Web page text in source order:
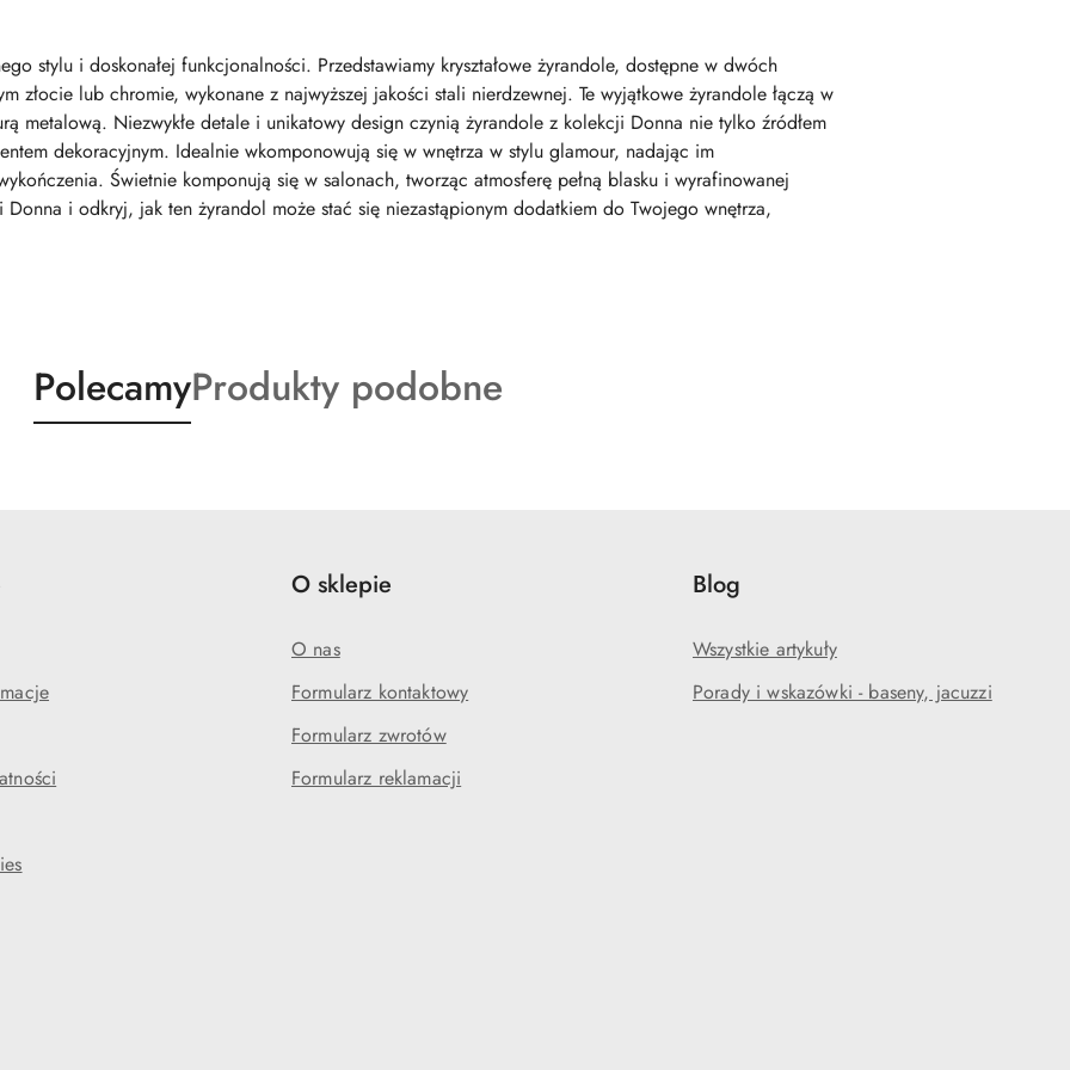
stylu i doskonałej funkcjonalności. Przedstawiamy kryształowe żyrandole, dostępne w dwóch
złocie lub chromie, wykonane z najwyższej jakości stali nierdzewnej. Te wyjątkowe żyrandole łączą w
metalową. Niezwykłe detale i unikatowy design czynią żyrandole z kolekcji Donna nie tylko źródłem
dekoracyjnym. Idealnie wkomponowują się w wnętrza w stylu glamour, nadając im
Świetnie komponują się w salonach, tworząc atmosferę pełną blasku i wyrafinowanej
i odkryj, jak ten żyrandol może stać się niezastąpionym dodatkiem do Twojego wnętrza,
Produkty
o
PolecamyProdukty
o
Produkty podobne
O sklepie
O nas
Formularz kontaktowy
Formularz zwrotów
Formularz reklamacji
Blog
Wszystkie artykuły
Porady i wskazówki - baseny, jacuzzi